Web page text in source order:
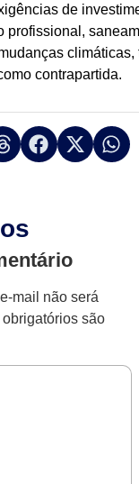
de
profissional,
climáticas,
contrapartida.
mail não será
são